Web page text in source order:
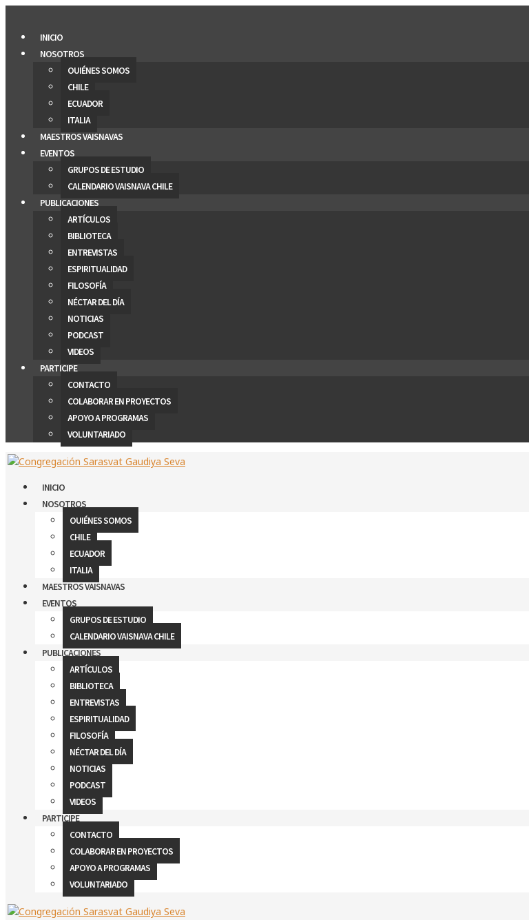
contenidoINICIO
NOSOTROS
QUIÉNES SOMOS
CHILE
ECUADOR
ITALIA
MAESTROS VAISNAVAS
EVENTOS
GRUPOS DE ESTUDIO
CALENDARIO VAISNAVA CHILE
PUBLICACIONES
ARTÍCULOS
BIBLIOTECA
ENTREVISTAS
ESPIRITUALIDAD
FILOSOFÍA
NÉCTAR DEL DÍA
NOTICIAS
PODCAST
VIDEOS
PARTICIPE
CONTACTO
COLABORAR EN PROYECTOS
APOYO A PROGRAMAS
VOLUNTARIADO
INICIO
NOSOTROS
QUIÉNES SOMOS
CHILE
ECUADOR
ITALIA
MAESTROS VAISNAVAS
EVENTOS
GRUPOS DE ESTUDIO
CALENDARIO VAISNAVA CHILE
PUBLICACIONES
ARTÍCULOS
BIBLIOTECA
ENTREVISTAS
ESPIRITUALIDAD
FILOSOFÍA
NÉCTAR DEL DÍA
NOTICIAS
PODCAST
VIDEOS
PARTICIPE
CONTACTO
COLABORAR EN PROYECTOS
APOYO A PROGRAMAS
VOLUNTARIADO